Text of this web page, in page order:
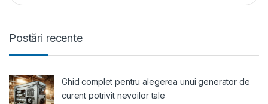
Postări recente
Ghid complet pentru alegerea unui generator de
curent potrivit nevoilor tale